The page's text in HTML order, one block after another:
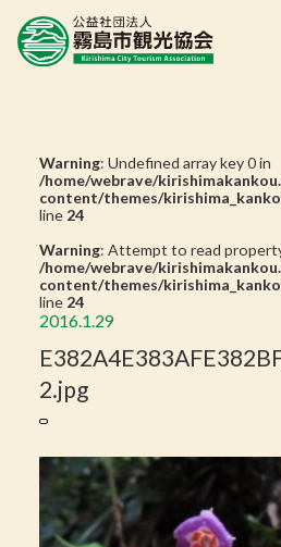
Warning: Undefined array key 0 in
/home/webrave/
content/themes/
line 24
Warning: Attempt to read
/home/webrave/
content/themes/
line 24
2016.1.29
2.jpg